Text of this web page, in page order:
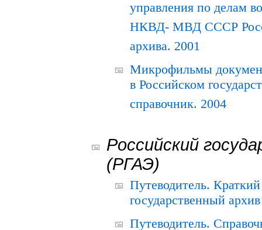
управления по делам
НКВД- МВД СССР
архива. 2001
Микрофильмы
в Российском
справочник. 2004
Российский
(РГАЭ)
Путеводитель.
государственный
Путеводитель.